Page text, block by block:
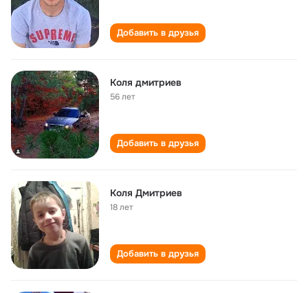
Добавить в друзья
Коля дмитриев
56 лет
Добавить в друзья
Коля Дмитриев
18 лет
Добавить в друзья